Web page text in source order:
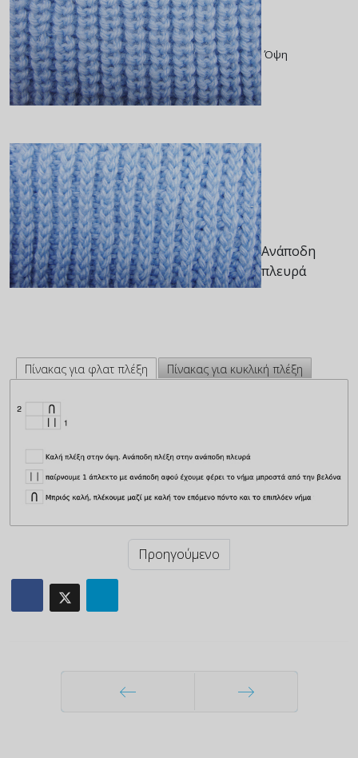
Όψη
Ανάποδη
πλευρά
Πίνακας για φλατ πλέξη Πίνακας για κυκλική πλέξη
Προηγούμενο